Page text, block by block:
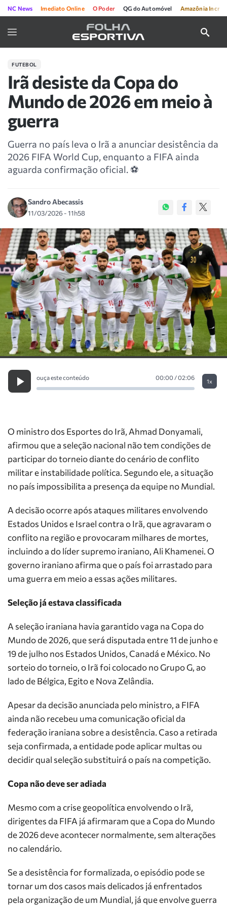
NC News Imediato Online O Poder QG do Automóvel Amazônia
FUTEBOL
Irã desiste da Copa do
Mundo de 2026 em meio à
guerra
Guerra no país leva o Irã a anunciar desistência da
2026 FIFA World Cup, enquanto a FIFA ainda
aguarda confirmação oficial. ⚽
Sandro Abecassis
11/03/2026 - 11h58
ouça este conteúdo 00:00 / 02:06
1x
O ministro dos Esportes do Irã, Ahmad Donyamali,
afirmou que a seleção nacional não tem condições de
participar do torneio diante do cenário de conflito
militar e instabilidade política. Segundo ele, a situação
no país impossibilita a presença da equipe no Mundial.
A decisão ocorre após ataques militares envolvendo
Estados Unidos e Israel contra o Irã, que agravaram o
conflito na região e provocaram milhares de mortes,
incluindo a do líder supremo iraniano, Ali Khamenei. O
governo iraniano afirma que o país foi arrastado para
uma guerra em meio a essas ações militares.
Seleção já estava classificada
A seleção iraniana havia garantido vaga na Copa do
Mundo de 2026, que será disputada entre 11 de junho e
19 de julho nos Estados Unidos, Canadá e México. No
sorteio do torneio, o Irã foi colocado no Grupo G, ao
lado de Bélgica, Egito e Nova Zelândia.
Apesar da decisão anunciada pelo ministro, a FIFA
ainda não recebeu uma comunicação oficial da
federação iraniana sobre a desistência. Caso a retirada
seja confirmada, a entidade pode aplicar multas ou
decidir qual seleção substituirá o país na competição.
Copa não deve ser adiada
Mesmo com a crise geopolítica envolvendo o Irã,
dirigentes da FIFA já afirmaram que a Copa do Mundo
de 2026 deve acontecer normalmente, sem alterações
no calendário.
Se a desistência for formalizada, o episódio pode se
tornar um dos casos mais delicados já enfrentados
pela organização de um Mundial, já que envolve guerra